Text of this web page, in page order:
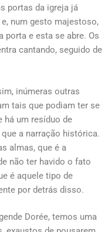
portas da igreja já
num gesto majestoso,
porta e esta se abre. Os
cantando, seguido de
inúmeras outras
tais que podiam ter se
há um resíduo de
a narração histórica.
almas, que é a
não ter havido o fato
é aquele tipo de
por detrás disso.
Dorée, temos uma